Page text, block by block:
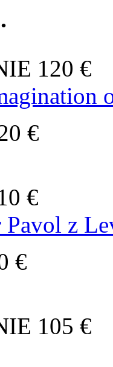
120 €
€
€
z
€
105 €